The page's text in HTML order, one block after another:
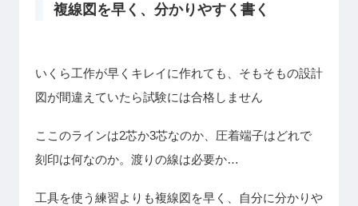
複線図を早く、分かりやすく書く
いくら工作が早くキレイに作れても、そもそもの設計
図が間違えていたら試験には合格しません
ここのラインは2芯か3芯なのか、圧着端子はどれで
刻印は何なのか。渡りの線は必要か…
工具を使う練習よりも複線図を早く、自分に分かりや